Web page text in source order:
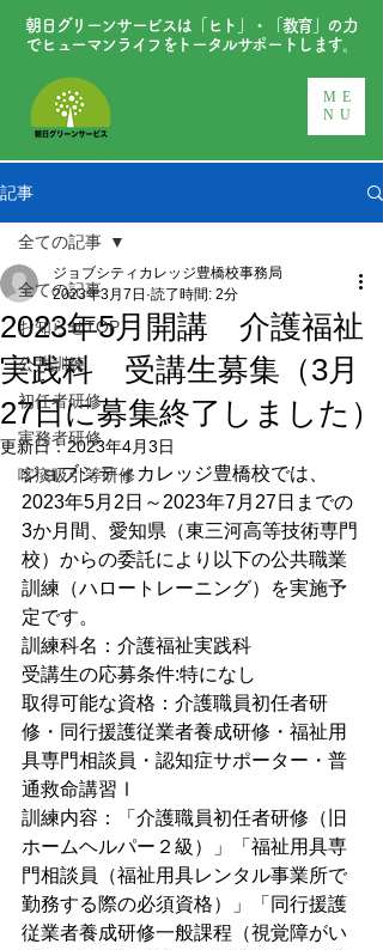
朝日グリーンサービスは「ヒト」・「教育」の力
でヒューマンライフをトータルサポートします。
ME
NU
記事
全ての記事
お知らせTOP
公共訓練
初任者研修
実務者研修
喀痰吸引等研修
全ての記事
2023年5月開講 介護福祉
実践科 受講生募集（3月
27日に募集終了しました）
ジョブシティカレッジ豊橋校事務局
2023年3月7日 読了時間: 2分
更新日：2023年4月3日
ジョブシティカレッジ豊橋校では、
2023年5月2日～2023年7月27日までの
3か月間、愛知県（東三河高等技術専門
校）からの委託により以下の公共職業
訓練（ハロートレーニング）を実施予
定です。
訓練科名：介護福祉実践科
受講生の応募条件:特になし
取得可能な資格：介護職員初任者研
修・同行援護従業者養成研修・福祉用
具専門相談員・認知症サポーター・普
通救命講習Ⅰ
訓練内容：「介護職員初任者研修（旧
ホームヘルパー２級）」「福祉用具専
門相談員（福祉用具レンタル事業所で
勤務する際の必須資格）」「同行援護
従業者養成研修一般課程（視覚障がい